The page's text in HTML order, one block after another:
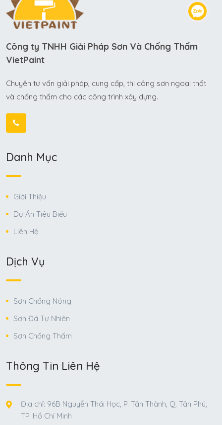
Công ty TNHH Giải Pháp Sơn Và Chống Thấm
VietPaint
Chuyên tư vấn giải pháp, cung cấp, thi công sơn ngoại thất
và chống thấm cho các công trình xây dựng.
Danh Mục
Giới Thiệu
Dự Án Tiêu Biểu
Liên Hệ
Dịch Vụ
Sơn Chống Nóng
Sơn Đá Tự Nhiên
Sơn Chống Thấm
Thông Tin Liên Hệ
Địa chỉ: 96B Nguyễn Thái Học, P. Tân Thành, Q. Tân Phú,
TP. Hồ Chí Minh